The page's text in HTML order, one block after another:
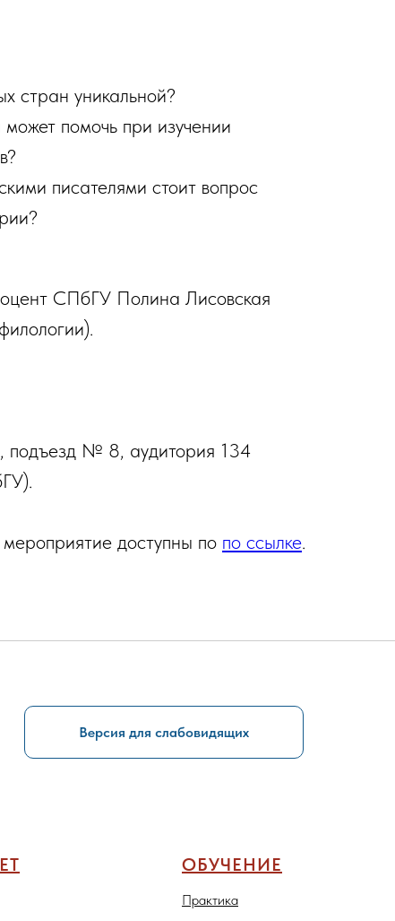
стран уникальной?
помочь при изучении
писателями стоит вопрос
СПбГУ Полина Лисовская
подъезд № 8, аудитория 134
доступны по по ссылке.
Версия для слабовидящих
ОБУЧЕНИЕ
Практика